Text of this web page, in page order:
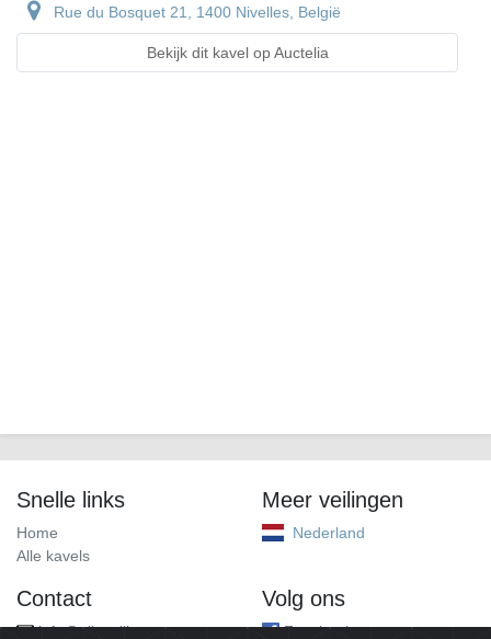
Rue du Bosquet 21, 1400 Nivelles, België
Bekijk dit kavel op Auctelia
Snelle links
Home
Alle kavels
Meer veilingen
Nederland
Contact
info@alleveilingen.net
Volg ons
Facebook